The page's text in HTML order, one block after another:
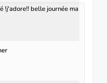
!j'adore!! belle journée ma